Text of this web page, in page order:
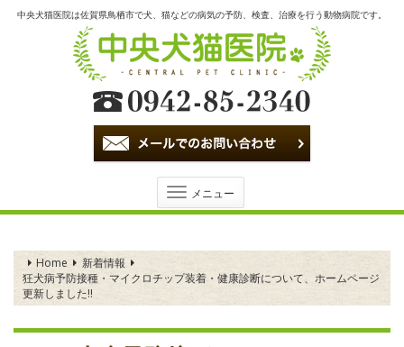
中央犬猫医院は佐賀県鳥栖市で犬、猫などの病気の予防、検査、治療を行う動物病院です。
Toggle
navigation
メニュー
Home
新着情報
狂犬病予防接種・マイクロチップ装着・健康診断について、ホームページ
更新しました‼️